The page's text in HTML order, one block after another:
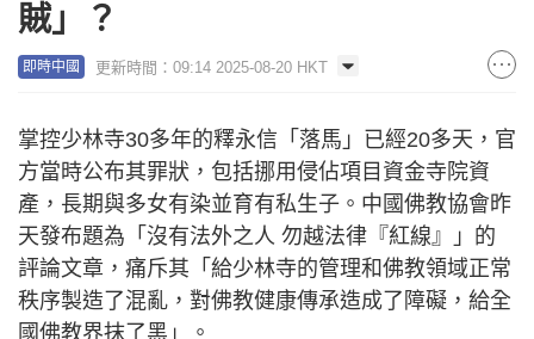
賊」？
即時中國 更新時間：09:14 2025-08-20 HKT
掌控少林寺30多年的釋永信「落馬」已經20多天，官
方當時公布其罪狀，包括挪用侵佔項目資金寺院資
產，長期與多女有染並育有私生子。中國佛教協會昨
天發布題為「沒有法外之人 勿越法律『紅線』」的
評論文章，痛斥其「給少林寺的管理和佛教領域正常
秩序製造了混亂，對佛教健康傳承造成了障礙，給全
國佛教界抹了黑」。